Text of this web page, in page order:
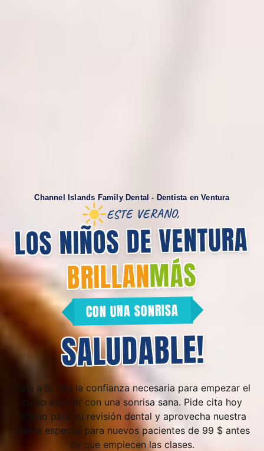
Channel Islands Family Dental - Dentista en Ventura
ESTE VERANO,
LOS NIÑOS DE VENTURA
BRILLANMÁS
CON UNA SONRISA
SALUDABLE!
Dale a tu hijo la confianza necesaria para empezar el
curso escolar con una sonrisa sana. Pide cita hoy
mismo para su revisión dental y aprovecha nuestra
oferta especial para nuevos pacientes de 99 $ antes
de que empiecen las clases.